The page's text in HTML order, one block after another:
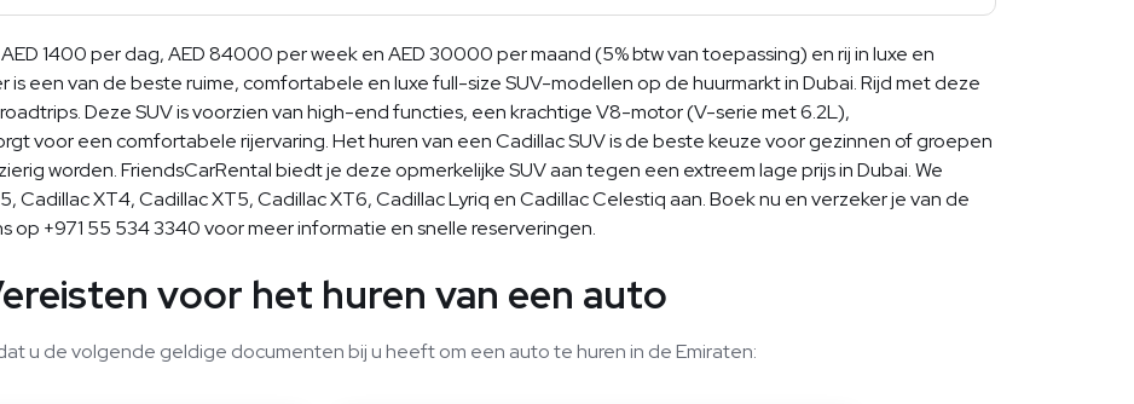
1400 per dag, AED 84000 per week en AED 30000 per maand (5% btw van toepassing) en rij in luxe en
een van de beste ruime, comfortabele en luxe full-size SUV-modellen op de huurmarkt in Dubai. Rijd met deze
Deze SUV is voorzien van high-end functies, een krachtige V8-motor (V-serie met 6.2L),
voor een comfortabele rijervaring. Het huren van een Cadillac SUV is de beste keuze voor gezinnen of groepen
worden. FriendsCarRental biedt je deze opmerkelijke SUV aan tegen een extreem lage prijs in Dubai. We
Cadillac XT4, Cadillac XT5, Cadillac XT6, Cadillac Lyriq en Cadillac Celestiq aan. Boek nu en verzeker je van de
+971 55 534 3340 voor meer informatie en snelle reserveringen.
voor het huren van een auto
u de volgende geldige documenten bij u heeft om een ​​auto te huren in de Emiraten: